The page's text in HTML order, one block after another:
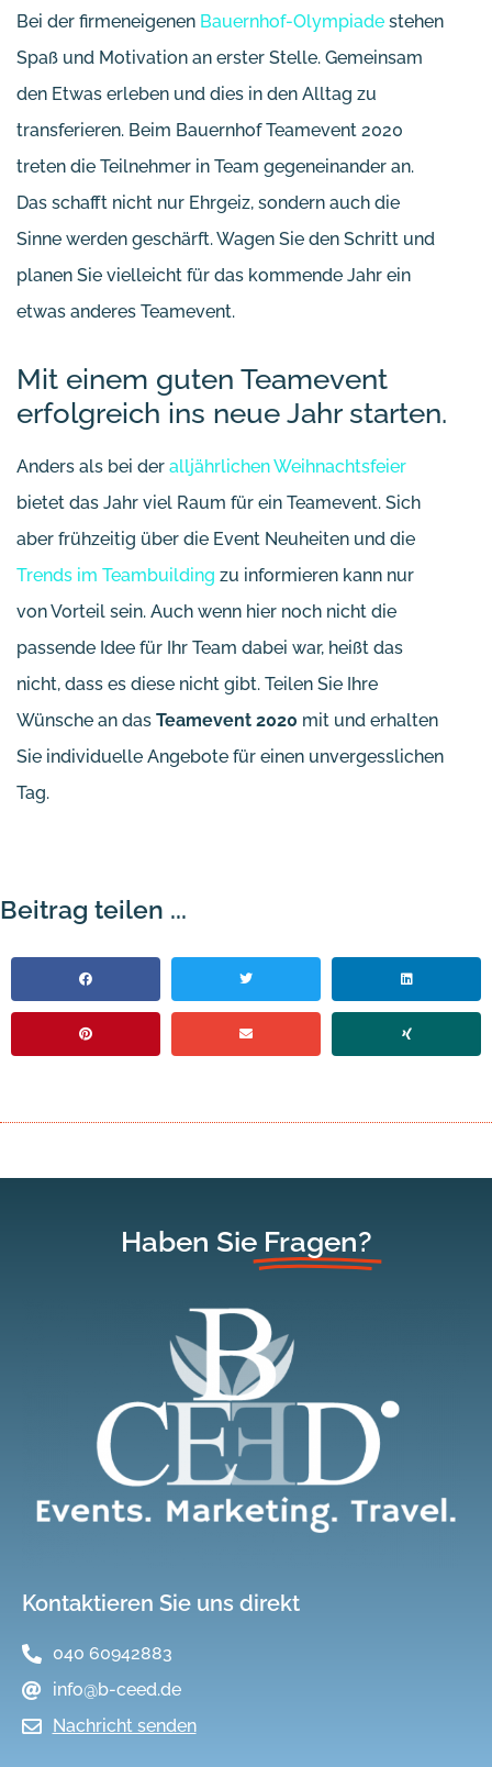
Bei der firmeneigenen Bauernhof-Olympiade stehen
Spaß und Motivation an erster Stelle. Gemeinsam
den Etwas erleben und dies in den Alltag zu
transferieren. Beim Bauernhof Teamevent 2020
treten die Teilnehmer in Team gegeneinander an.
Das schafft nicht nur Ehrgeiz, sondern auch die
Sinne werden geschärft. Wagen Sie den Schritt und
planen Sie vielleicht für das kommende Jahr ein
etwas anderes Teamevent.
Mit einem guten Teamevent
erfolgreich ins neue Jahr starten.
Anders als bei der alljährlichen Weihnachtsfeier
bietet das Jahr viel Raum für ein Teamevent. Sich
aber frühzeitig über die Event Neuheiten und die
Trends im Teambuilding zu informieren kann nur
von Vorteil sein. Auch wenn hier noch nicht die
passende Idee für Ihr Team dabei war, heißt das
nicht, dass es diese nicht gibt. Teilen Sie Ihre
Wünsche an das Teamevent 2020 mit und erhalten
Sie individuelle Angebote für einen unvergesslichen
Tag.
Beitrag teilen ...
Haben Sie Fragen?
Kontaktieren Sie uns direkt
040 60942883
info@b-ceed.de
Nachricht senden